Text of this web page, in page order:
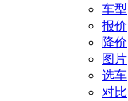
车型
报价
降价
图片
选车
对比